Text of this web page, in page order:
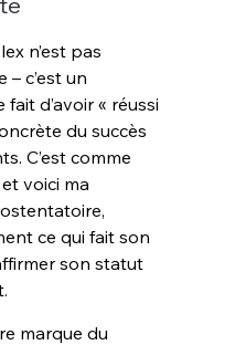
n’est pas
c’est un
d’avoir « réussi
du succès
C’est comme
voici ma
ce qui fait son
son statut
marque du